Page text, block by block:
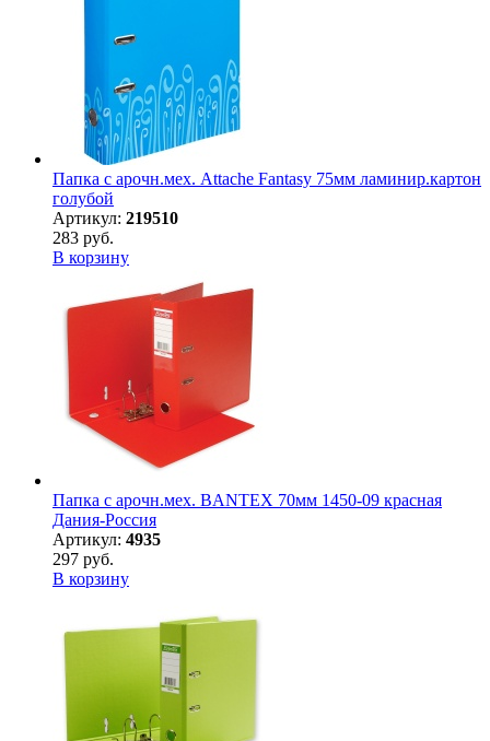
Папка с арочн.мех. Attache Fantasy 75мм ламинир.картон
голубой
Артикул: 219510
283 руб.
В корзину
Папка с арочн.мех. BANTEX 70мм 1450-09 красная
Дания-Россия
Артикул: 4935
297 руб.
В корзину